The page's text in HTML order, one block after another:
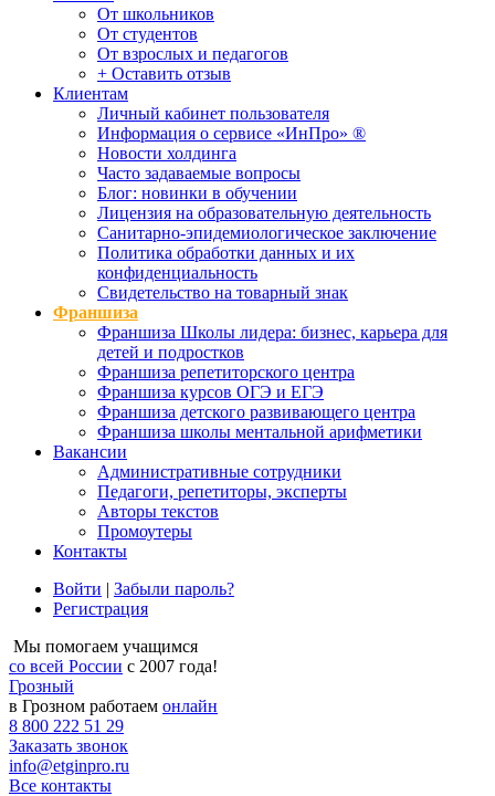
От школьников
От студентов
От взрослых и педагогов
+ Оставить отзыв
Клиентам
Личный кабинет пользователя
Информация о сервисе «ИнПро» ®
Новости холдинга
Часто задаваемые вопросы
Блог: новинки в обучении
Лицензия на образовательную деятельность
Санитарно-эпидемиологическое заключение
Политика обработки данных и их
конфиденциальность
Свидетельство на товарный знак
Франшиза
Франшиза Школы лидера: бизнес, карьера для
детей и подростков
Франшиза репетиторского центра
Франшиза курсов ОГЭ и ЕГЭ
Франшиза детского развивающего центра
Франшиза школы ментальной арифметики
Вакансии
Административные сотрудники
Педагоги, репетиторы, эксперты
Авторы текстов
Промоутеры
Контакты
Войти | Забыли пароль?
Регистрация
Мы помогаем учащимся
со всей России с 2007 года!
Грозный
в Грозном работаем онлайн
8 800 222 51 29
Заказать звонок
info@etginpro.ru
Все контакты